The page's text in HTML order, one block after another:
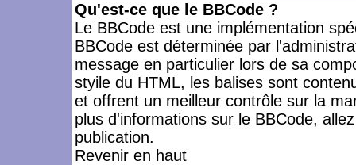
Qu'est-ce que le BBCode ?
Le BBCode est une implémentation
BBCode est déterminée par
message en particulier lors de sa
styile du HTML, les balises sont
et offrent un meilleur contrôle sur la
plus d'informations sur le BBCode,
publication.
Revenir en haut